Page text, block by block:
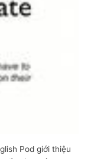
Pod giới thiệu